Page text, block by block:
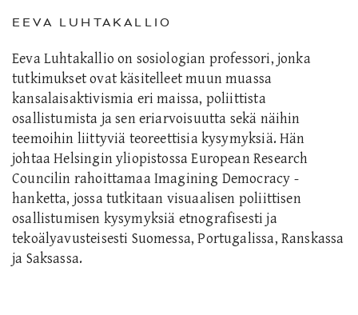
EEVA LUHTAKALLIO
Eeva Luhtakallio on sosiologian professori, jonka
tutkimukset ovat käsitelleet muun muassa
kansalaisaktivismia eri maissa, poliittista
osallistumista ja sen eriarvoisuutta sekä näihin
teemoihin liittyviä teoreettisia kysymyksiä. Hän
johtaa Helsingin yliopistossa European Research
Councilin rahoittamaa Imagining Democracy -
hanketta, jossa tutkitaan visuaalisen poliittisen
osallistumisen kysymyksiä etnografisesti ja
tekoälyavusteisesti Suomessa, Portugalissa, Ranskassa
ja Saksassa.